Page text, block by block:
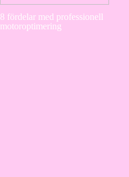
8 fördelar med professionell
motoroptimering